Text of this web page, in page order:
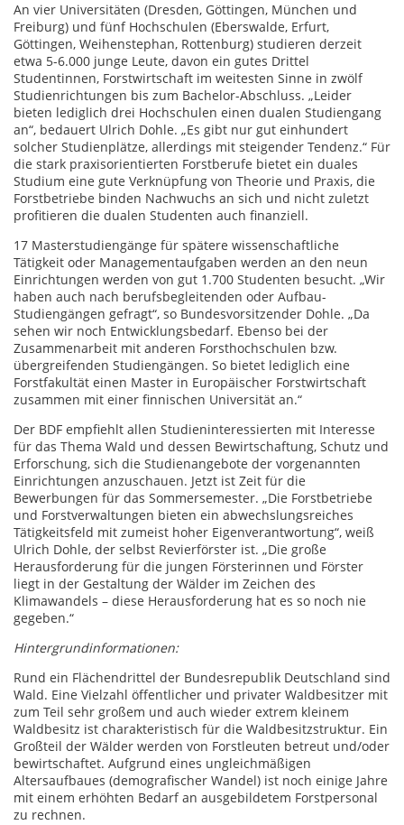
An vier Universitäten (Dresden, Göttingen, München und
Freiburg) und fünf Hochschulen (Eberswalde, Erfurt,
Göttingen, Weihenstephan, Rottenburg) studieren derzeit
etwa 5-6.000 junge Leute, davon ein gutes Drittel
Studentinnen, Forstwirtschaft im weitesten Sinne in zwölf
Studienrichtungen bis zum Bachelor-Abschluss. „Leider
bieten lediglich drei Hochschulen einen dualen Studiengang
an“, bedauert Ulrich Dohle. „Es gibt nur gut einhundert
solcher Studienplätze, allerdings mit steigender Tendenz.“ Für
die stark praxisorientierten Forstberufe bietet ein duales
Studium eine gute Verknüpfung von Theorie und Praxis, die
Forstbetriebe binden Nachwuchs an sich und nicht zuletzt
profitieren die dualen Studenten auch finanziell.
17 Masterstudiengänge für spätere wissenschaftliche
Tätigkeit oder Managementaufgaben werden an den neun
Einrichtungen werden von gut 1.700 Studenten besucht. „Wir
haben auch nach berufsbegleitenden oder Aufbau-
Studiengängen gefragt“, so Bundesvorsitzender Dohle. „Da
sehen wir noch Entwicklungsbedarf. Ebenso bei der
Zusammenarbeit mit anderen Forsthochschulen bzw.
übergreifenden Studiengängen. So bietet lediglich eine
Forstfakultät einen Master in Europäischer Forstwirtschaft
zusammen mit einer finnischen Universität an.“
Der BDF empfiehlt allen Studieninteressierten mit Interesse
für das Thema Wald und dessen Bewirtschaftung, Schutz und
Erforschung, sich die Studienangebote der vorgenannten
Einrichtungen anzuschauen. Jetzt ist Zeit für die
Bewerbungen für das Sommersemester. „Die Forstbetriebe
und Forstverwaltungen bieten ein abwechslungsreiches
Tätigkeitsfeld mit zumeist hoher Eigenverantwortung“, weiß
Ulrich Dohle, der selbst Revierförster ist. „Die große
Herausforderung für die jungen Försterinnen und Förster
liegt in der Gestaltung der Wälder im Zeichen des
Klimawandels – diese Herausforderung hat es so noch nie
gegeben.“
Hintergrundinformationen:
Rund ein Flächendrittel der Bundesrepublik Deutschland sind
Wald. Eine Vielzahl öffentlicher und privater Waldbesitzer mit
zum Teil sehr großem und auch wieder extrem kleinem
Waldbesitz ist charakteristisch für die Waldbesitzstruktur. Ein
Großteil der Wälder werden von Forstleuten betreut und/oder
bewirtschaftet. Aufgrund eines ungleichmäßigen
Altersaufbaues (demografischer Wandel) ist noch einige Jahre
mit einem erhöhten Bedarf an ausgebildetem Forstpersonal
zu rechnen.